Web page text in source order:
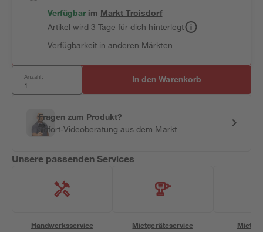
Verfügbar im MarktTroisdorf
Artikel wird 3 Tage für dich hinterlegt
Verfügbarkeit in anderen Märkten
Anzahl: In den Warenkorb
Fragen zum Produkt?
Sofort-Videoberatung aus dem Markt
Unsere passenden Services
Handwerksservice Mietgeräteservice